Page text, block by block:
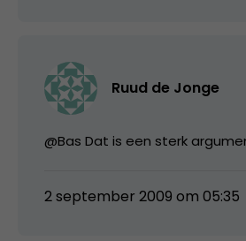
Ruud de Jonge
@Bas Dat is een sterk
2 september 2009 om 05:35